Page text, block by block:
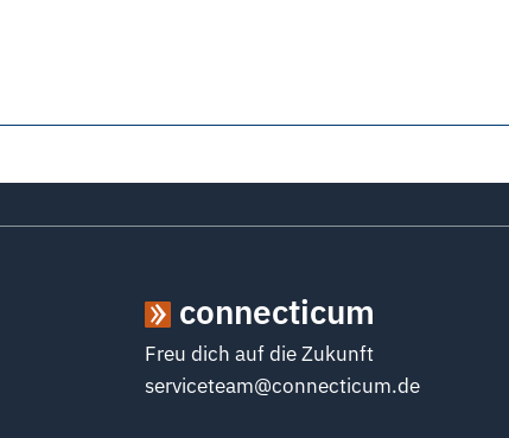
connecticum
Freu dich auf die Zukunft
serviceteam@connecticum.de